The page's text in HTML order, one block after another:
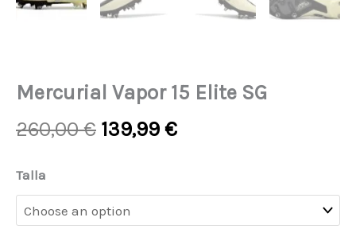
Mercurial Vapor 15 Elite SG
260,00€ Original
260,00 €.
139,99 €Current
139,99 €.
Talla
Mercurial
Vapor
15